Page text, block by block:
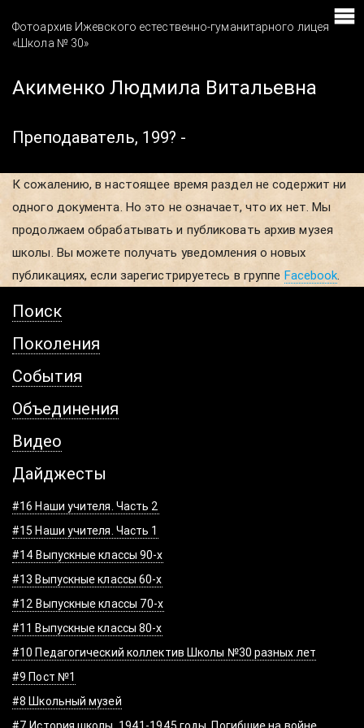
Фотоархив Ижевского естественно-гуманитарного лицея
«Школа № 30»
Акименко Людмила Витальевна
Преподаватель, 199? -
К сожалению, в настоящее время раздел не содержит ни
одного документа. Но это не означает, что их нет. Мы
продолжаем обрабатывать и публиковать архив музея
школы. Вы можете получать уведомления о новых
публикациях, если зарегистрируетесь в группе Facebook.
Поиск
Поколения
События
Объединения
Видео
Дайджесты
#16 Наши учителя. Часть 2
#15 Наши учителя. Часть 1
#14 Выпускные классы 90-х
#13 Выпускные классы 60-х
#12 Выпускные классы 70-х
#11 Выпускные классы 80-х
#10 Педагогический коллектив Школы №30 разных лет
#9 Пост №1
#8 Школьный музей